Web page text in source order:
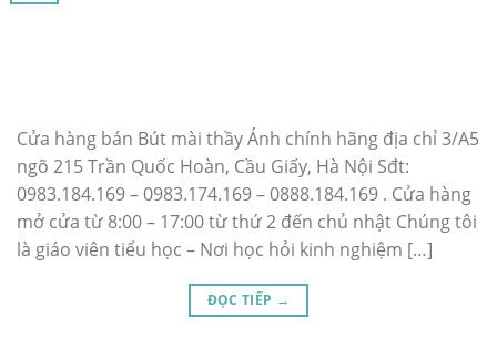
Cửa hàng bán Bút mài thầy Ánh chính hãng địa chỉ 3/A5
ngõ 215 Trần Quốc Hoàn, Cầu Giấy, Hà Nội Sđt:
0983.184.169 – 0983.174.169 – 0888.184.169 . Cửa hàng
mở cửa từ 8:00 – 17:00 từ thứ 2 đến chủ nhật Chúng tôi
là giáo viên tiểu học – Nơi học hỏi kinh nghiệm […]
ĐỌC TIẾP →